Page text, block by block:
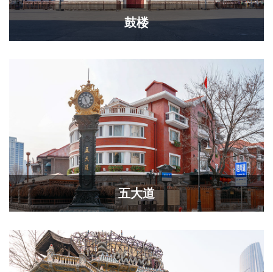
鼓楼
五大道